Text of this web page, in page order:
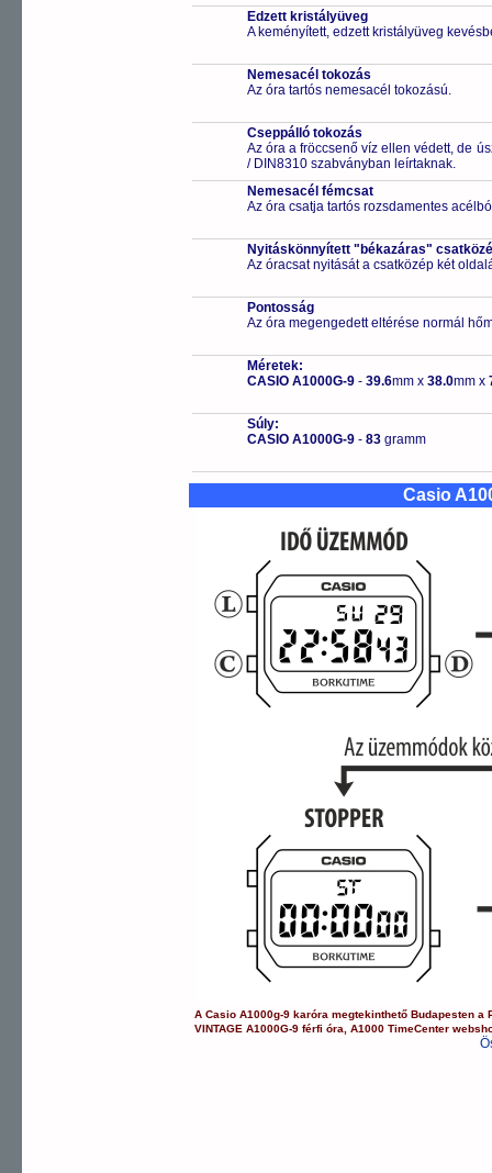
Edzett kristályüveg
A keményített, edzett kristályüveg
Nemesacél tokozás
Az óra tartós nemesacél tokozású.
Cseppálló tokozás
Az óra a fröccsenő víz ellen védett, de
/ DIN8310 szabványban leírtaknak.
Nemesacél fémcsat
Az óra csatja tartós rozsdamentes
Nyitáskönnyített "békazáras"
Az óracsat nyitását a csatközép két
Pontosság
Az óra megengedett eltérése normál
Méretek:
CASIO A1000G-9 - 39.6mm x 38.0mm x
Súly:
CASIO A1000G-9 - 83 gramm
Casio
ACasio A1000g-9 karóra megtekinthető Budapesten a
VINTAGE A1000G-9 férfi óra ,A1000 TimeCenter